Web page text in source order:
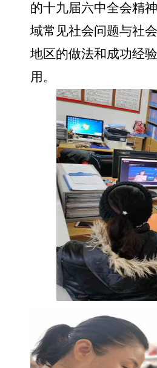
的十九届六中全会精
域常见社会问题与社
地区的做法和成功经
用。